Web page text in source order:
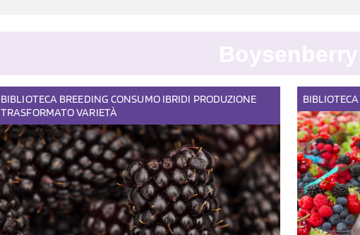
BIBLIOTECA BREEDING CONSUMO IBRIDI PRODUZIONE
TRASFORMATOVARIETÀ
BIBLIOTECA